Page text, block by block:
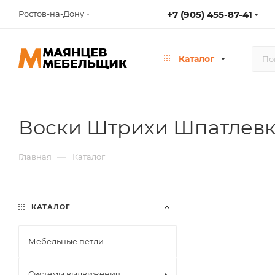
Ростов-на-Дону +7 (905) 455-87-41
Каталог
Воски Штрихи
Главная — Каталог
КАТАЛОГ
Мебельные петли